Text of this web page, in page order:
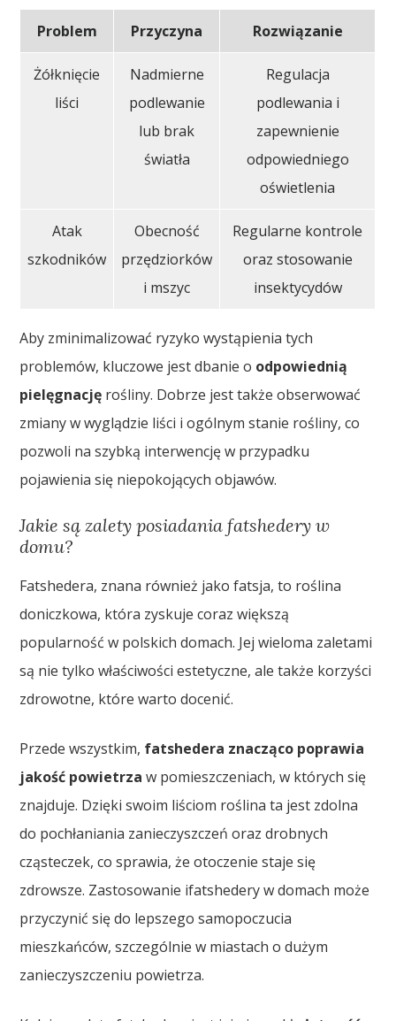
Problem Przyczyna Rozwiązanie
Żółknięcie
liści
Nadmierne
podlewanie
lub brak
światła
Regulacja
podlewania i
zapewnienie
odpowiedniego
oświetlenia
Atak
szkodników
Obecność
przędziorków
i mszyc
Regularne kontrole
oraz stosowanie
insektycydów
Aby zminimalizować ryzyko wystąpienia tych
problemów, kluczowe jest dbanie o odpowiednią
pielęgnację rośliny. Dobrze jest także obserwować
zmiany w wyglądzie liści i ogólnym stanie rośliny, co
pozwoli na szybką interwencję w przypadku
pojawienia się niepokojących objawów.
Jakie są zalety posiadania fatshedery w
domu?
Fatshedera, znana również jako fatsja, to roślina
doniczkowa, która zyskuje coraz większą
popularność w polskich domach. Jej wieloma zaletami
są nie tylko właściwości estetyczne, ale także korzyści
zdrowotne, które warto docenić.
Przede wszystkim, fatshedera znacząco poprawia
jakość powietrza w pomieszczeniach, w których się
znajduje. Dzięki swoim liściom roślina ta jest zdolna
do pochłaniania zanieczyszczeń oraz drobnych
cząsteczek, co sprawia, że otoczenie staje się
zdrowsze. Zastosowanie ifatshedery w domach może
przyczynić się do lepszego samopoczucia
mieszkańców, szczególnie w miastach o dużym
zanieczyszczeniu powietrza.